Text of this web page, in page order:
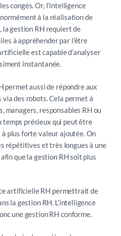
congés. Or, l’intelligence
à la réalisation de
la gestion RH requiert de
à appréhender par l’être
est capable d’analyser
instantanée.
permet aussi de répondre aux
des robots. Cela permet à
managers, responsables RH ou
temps précieux qui peut être
à plus forte valeur ajoutée. On
répétitives et très longues à une
que la gestion RH soit plus
artificielle RH permettrait de
la gestion RH. L’intelligence
une gestion RH conforme.